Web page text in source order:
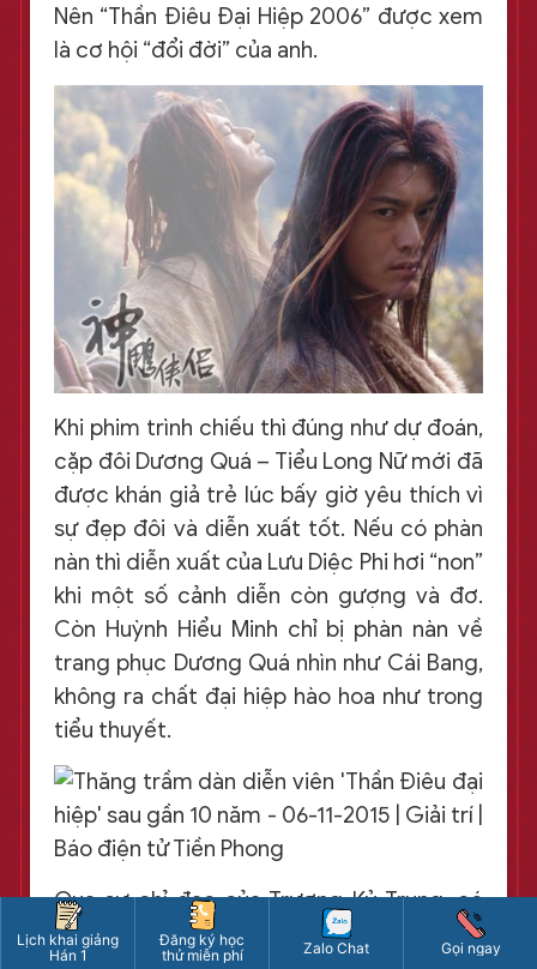
Nên “Thần Điêu Đại Hiệp 2006” được xem
là cơ hội “đổi đời” của anh.
Khi phim trình chiếu thì đúng như dự đoán,
cặp đôi Dương Quá – Tiểu Long Nữ mới đã
được khán giả trẻ lúc bấy giờ yêu thích vì
sự đẹp đôi và diễn xuất tốt. Nếu có phàn
nàn thì diễn xuất của Lưu Diệc Phi hơi “non”
khi một số cảnh diễn còn gượng và đơ.
Còn Huỳnh Hiểu Minh chỉ bị phàn nàn về
trang phục Dương Quá nhìn như Cái Bang,
không ra chất đại hiệp hào hoa như trong
tiểu thuyết.
Qua sự chỉ đạo của Trương Kỷ Trung, có
thể nói bản phim năm 2006 bám khá sát
Lịch khai giảng
Hán 1
Đăng ký học
thử miễn phí
Zalo Chat Gọi ngay